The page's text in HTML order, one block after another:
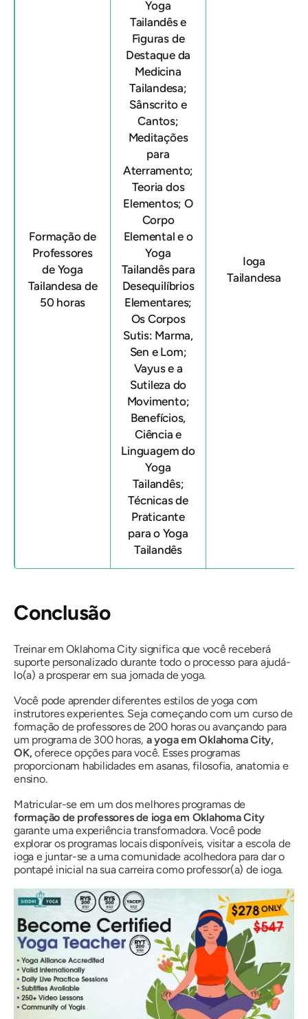
Formação de
Professores
de Yoga
Tailandesa de
50 horas
Yoga
Tailandês e
Figuras de
Destaque da
Medicina
Tailandesa;
Sânscrito e
Cantos;
Meditações
para
Aterramento;
Teoria dos
Elementos; O
Corpo
Elemental e o
Yoga
Tailandês para
Desequilíbrios
Elementares;
Os Corpos
Sutis: Marma,
Sen e Lom;
Vayus e a
Sutileza do
Movimento;
Benefícios,
Ciência e
Linguagem do
Yoga
Tailandês;
Técnicas de
Praticante
para o Yoga
Tailandês
Ioga
Tailandesa
Conclusão
Treinar em Oklahoma City significa que você receberá
suporte personalizado durante todo o processo para ajudá-
lo(a) a prosperar em sua jornada de yoga.
Você pode aprender diferentes estilos de yoga com
instrutores experientes. Seja começando com um curso de
formação de professores de 200 horas ou avançando para
um programa de 300 horas, a yoga em Oklahoma City,
OK,oferece opções para você. Esses programas
proporcionam habilidades em asanas, filosofia, anatomia e
ensino.
Matricular-se em um dos melhores programas de
formação de professores de ioga em Oklahoma City
garante uma experiência transformadora. Você pode
explorar os programas locais disponíveis, visitar a escola de
ioga e juntar-se a uma comunidade acolhedora para dar o
pontapé inicial na sua carreira como professor(a) de ioga.